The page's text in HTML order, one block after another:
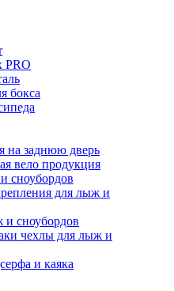
PRO
бокса
на заднюю дверь
вело продукция
сноубордов
для лыж и
сноубордов
чехлы для лыж и
и каяка